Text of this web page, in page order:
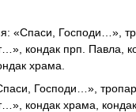
«Спаси, Господи…»,
кондак прп. Павла,
храма.
Господи…»,
кондак храма,